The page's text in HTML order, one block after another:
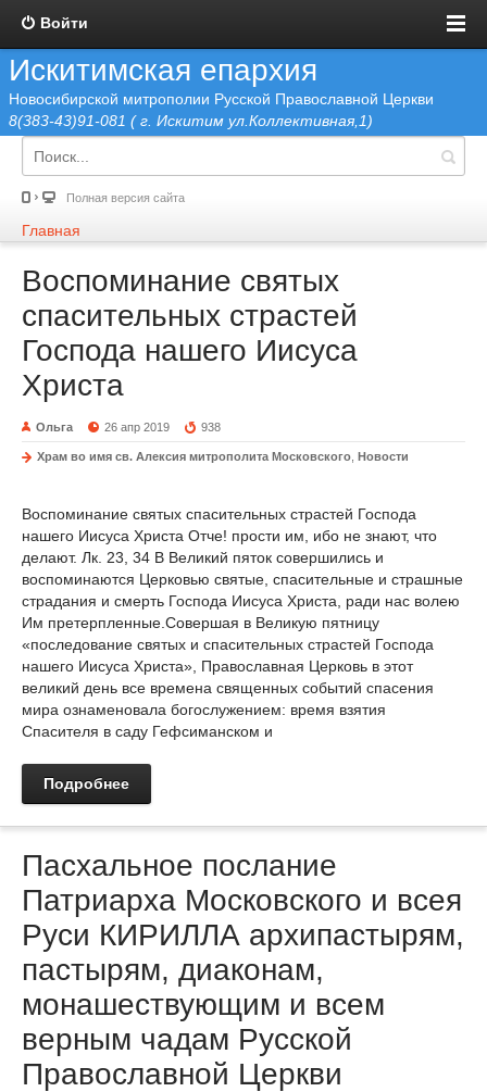
Войти
Искитимская епархия
Новосибирской митрополии Русской Православной Церкви
8(383-43)91-081 ( г. Искитим ул.Коллективная,1)
Полная версия сайта
Главная
Воспоминание святых
спасительных страстей
Господа нашего Иисуса
Христа
Ольга 26 апр 2019 938
Храм во имя св. Алексия митрополита Московского Новости
Воспоминание святых спасительных страстей Господа
нашего Иисуса Христа Отче! прости им, ибо не знают, что
делают. Лк. 23, 34 В Великий пяток совершились и
воспоминаются Церковью святые, спасительные и страшные
страдания и смерть Господа Иисуса Христа, ради нас волею
Им претерпленные.Совершая в Великую пятницу
«последование святых и спасительных страстей Господа
нашего Иисуса Христа», Православная Церковь в этот
великий день все времена священных событий спасения
мира ознаменовала богослужением: время взятия
Спасителя в саду Гефсиманском и
Подробнее
Пасхальное послание
Патриарха Московского и всея
Руси КИРИЛЛА архипастырям,
пастырям, диаконам,
монашествующим и всем
верным чадам Русской
Православной Церкви